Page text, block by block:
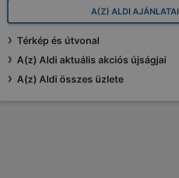
A(Z) ALDI AJÁNLATAI
Térkép és útvonal
A(z) Aldi aktuális akciós újságjai
A(z) Aldi összes üzlete